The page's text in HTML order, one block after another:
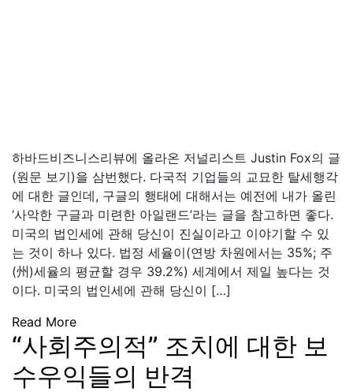
하바드비즈니스리뷰에 올라온 저널리스트 Justin Fox의 글
(원문 보기)을 삼번했다. 다국적 기업들의 교묘한 탈세행각
에 대한 글인데, 구글의 행태에 대해서는 예전에 내가 올린
‘사악한 구글과 미련한 아일랜드’라는 글을 참고하면 좋다.
미국의 법인세에 관해 당신이 진실이라고 이야기할 수 있
는 것이 하나 있다. 법정 세율이(연방 차원에서는 35%; 주
(州)세율의 평균할 경우 39.2%) 세계에서 제일 높다는 것
이다. 미국의 법인세에 관해 당신이 […]
Read More
“사회주의적” 조치에 대한 보
수우익들의 반격